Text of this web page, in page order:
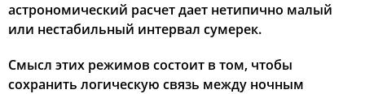
астрономический расчет дает нетипично малый
или нестабильный интервал сумерек.
Смысл этих режимов состоит в том, чтобы
сохранить логическую связь между ночным